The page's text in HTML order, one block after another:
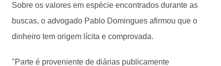
Sobre os valores em espécie encontrados durante as
buscas, o advogado Pablo Domingues afirmou que o
dinheiro tem origem lícita e comprovada.
"Parte é proveniente de diárias publicamente